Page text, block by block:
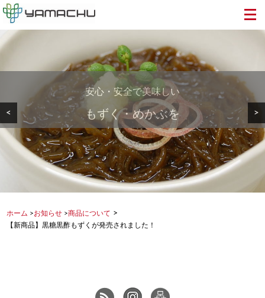
健康と幸せを実感していただける
「人にやさしい食卓」
美しい地球から食卓へ・・・
健康を支える食品を
安心・安全で美味しい
もずく・めかぶを
< >
ホーム >お知らせ >商品について >
【新商品】黒糖黒酢もずくが発売されました！